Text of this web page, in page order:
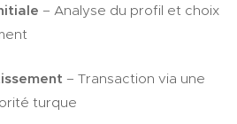
– Analyse du profil et choix
– Transaction via une
turque